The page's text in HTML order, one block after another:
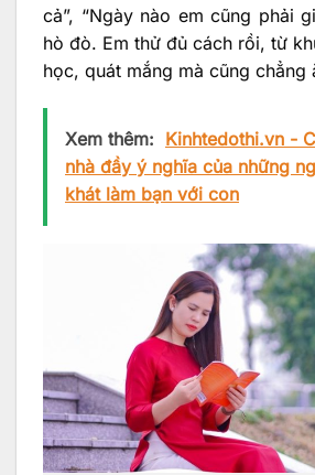
cả”, “Ngày nào em cũng phải
hò đò. Em thử đủ cách rồi, từ
học, quát mắng mà cũng chẳng
Xem thêm: Kinhtedothi.vn -
nhà đầy ý nghĩa của những
khát làm bạn với con